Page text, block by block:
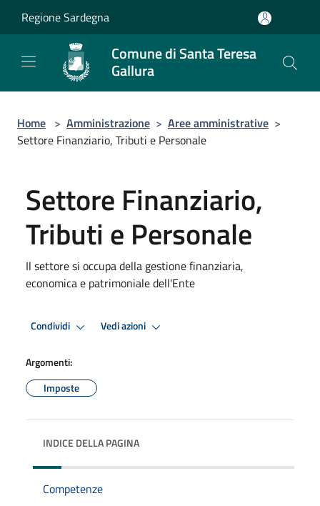
Regione Sardegna
Comune di Santa Teresa
Gallura
Home > Amministrazione > Aree amministrative >
Settore Finanziario, Tributi e Personale
Settore Finanziario,
Tributi e Personale
Il settore si occupa della gestione finanziaria,
economica e patrimoniale dell'Ente
Condividi Vedi azioni
Argomenti:
Imposte
INDICE DELLA PAGINA
Competenze